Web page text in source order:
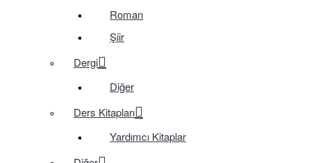
Roman
Şiir
Dergi
Diğer
Ders Kitapları
Yardımcı Kitaplar